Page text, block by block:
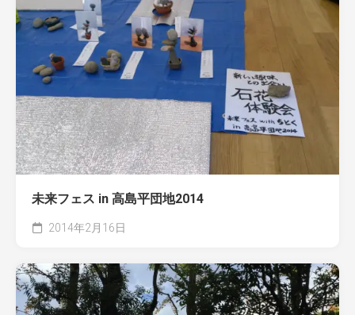
未来フェス in 高島平団地2014
2014年2月16日